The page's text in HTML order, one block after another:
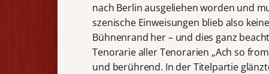
nach Berlin ausgeliehen worden und
szenische Einweisungen blieb also
Bühnenrand her – und dies ganz
Tenorarie aller Tenorarien „Ach so
und berührend. In der Titelpartie